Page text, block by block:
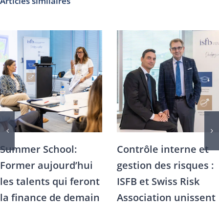
Les métiers
bancaires à l’épreuve
des compétences
numériques
Lancement du
programme de
formation ISFB x
SPHERE à l’intention